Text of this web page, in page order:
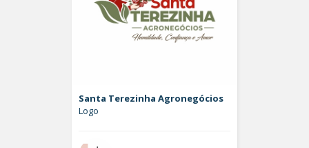
Santa Terezinha Agronegócios
Logo